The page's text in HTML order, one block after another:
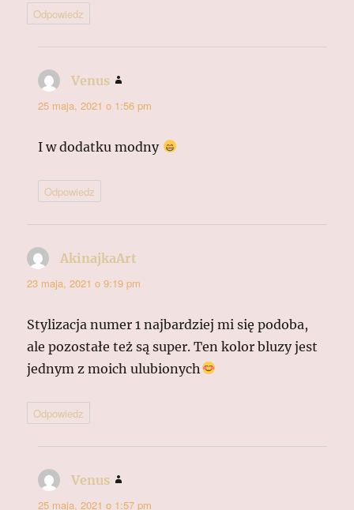
Odpowiedz
Venus
25 maja, 2021 o 1:56 pm
I w dodatku modny
Odpowiedz
AkinajkaArt
23 maja, 2021 o 9:19 pm
Stylizacja numer 1 najbardziej mi się podoba,
ale pozostałe też są super. Ten kolor bluzy jest
jednym z moich ulubionych
Odpowiedz
Venus
25 maja, 2021 o 1:57 pm